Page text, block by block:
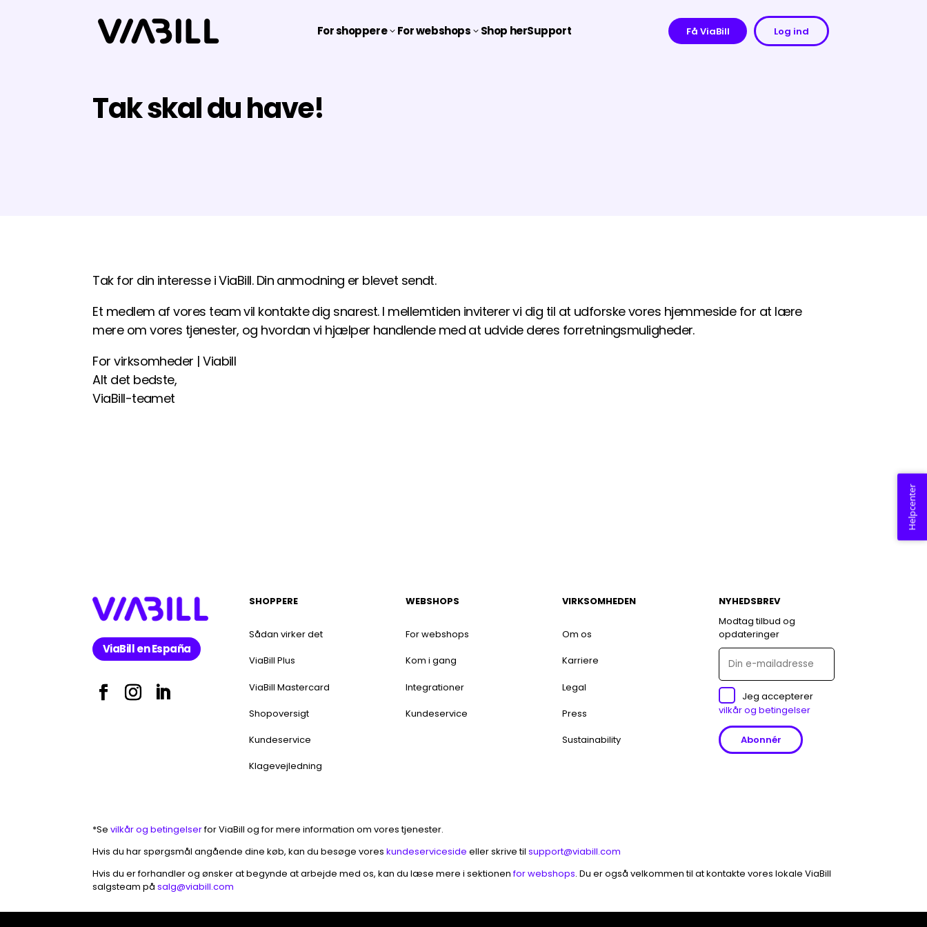
For shoppere3 For webshops 3 Shop herSupport Få ViaBill Log ind
Tak skal du have!
Tak for din interesse i ViaBill. Din anmodning er blevet sendt.
Et medlem af vores team vil kontakte dig snarest. I mellemtiden inviterer vi dig til at udforske vores hjemmeside for at lære
mere om vores tjenester, og hvordan vi hjælper handlende med at udvide deres forretningsmuligheder.
For virksomheder | Viabill
Alt det bedste,
ViaBill-teamet
ViaBill en España
SHOPPERE
Sådan virker det
ViaBill Plus
ViaBill Mastercard
Shopoversigt
Kundeservice
Klagevejledning
WEBSHOPS
For webshops
Kom i gang
Integrationer
Kundeservice
VIRKSOMHEDEN
Om os
Karriere
Legal
Press
Sustainability
NYHEDSBREV
Modtag tilbud og
opdateringer
Jeg accepterer
vilkår og betingelser
*Se vilkår og betingelserfor ViaBill og for mere information om vores tjenester.
Hvis du har spørgsmål angående dine køb, kan du besøge vores kundeserviceside eller skrive til support@viabill.com
Hvis du er forhandler og ønsker at begynde at arbejde med os, kan du læse mere i sektionen for webshops. Du er også velkommen til at kontakte vores lokale ViaBill
salgsteam på salg@viabill.com
Helpcenter